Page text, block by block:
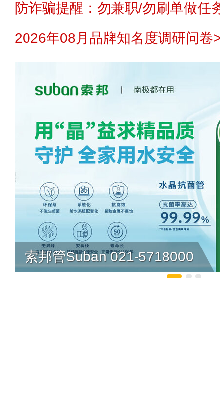
防诈骗提醒：勿兼职/勿刷单做任
2026年08月品牌知名度调研问卷
索邦管Suban 021-5718000